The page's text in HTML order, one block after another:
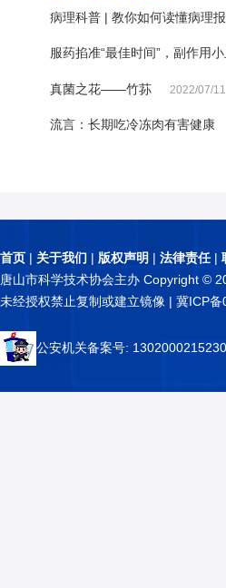
病理科普 | 教你如何读懂病理
服药掐准“最佳时间”，副作用
真菌之花——竹荪 2022/07/11
流言：长期吃冷冻肉有害健康
首页 | 关于我们 | 版权声明 | 法律责任|
唐山市科学技术协会主办 Copyright ©
未经授权禁止复制或建立镜像 | 冀ICP备
公安机关备案号: